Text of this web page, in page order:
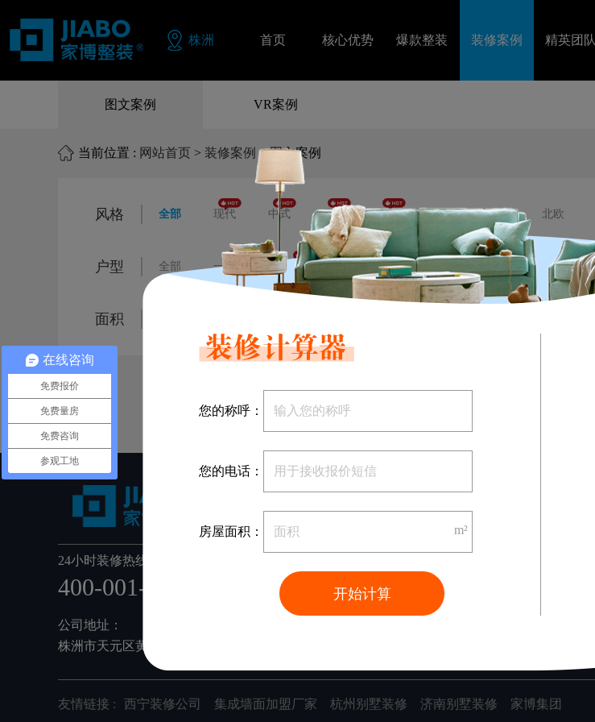
株洲 首页 核心优势 爆款整装 装修案例 精英团队
图文案例 VR案例
当前位置 : 网站首页 > 装修案例 > 图文案例
风格 全部 现代 中式 欧式 美式 法式 混搭 北欧
户型 全部 一居室 二居室 三居室 四居室 五居室 错层
面积
24小时装修热线：
400-001-6668
公司地址：
株洲市天元区黄河南路78号家博整装(利德工业园内)
友情链接 : 西宁装修公司 集成墙面加盟厂家 杭州别墅装修 济南别墅装修 家博集团
您的称呼：
您的电话：
房屋面积： m²
开始计算
在线咨询
免费报价
免费量房
免费咨询
参观工地